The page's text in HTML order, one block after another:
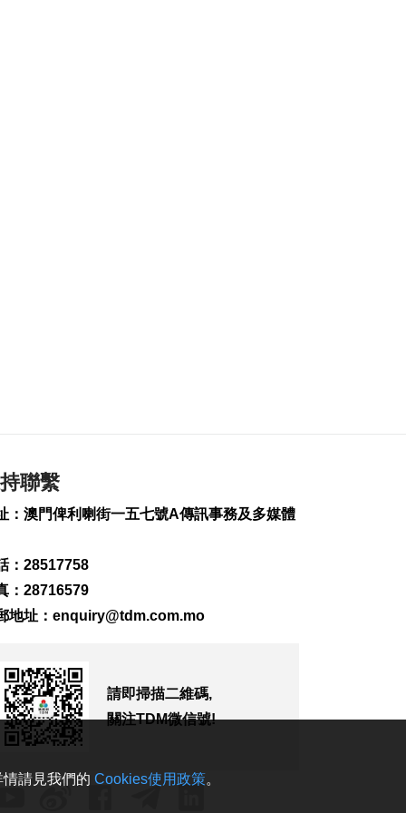
本澳天氣今非常酷熱
至中午外港高見
“白海豚”料最快傍晚
舞劇《溪山清遠》融
合多元舞蹈探討表達
170
0
聯繫
：澳門俾利喇街一五七號A傳訊事務及多媒體
：28517758
：28716579
地址： enquiry@tdm.com.mo
請即掃描二維碼,
關注TDM微信號!
請見我們的 Cookies使用政策。